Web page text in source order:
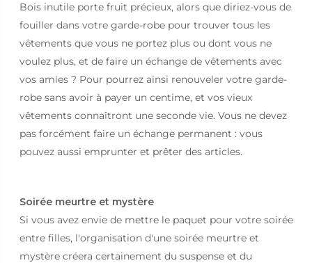
Bois inutile porte fruit précieux, alors que diriez-vous de
fouiller dans votre garde-robe pour trouver tous les
vêtements que vous ne portez plus ou dont vous ne
voulez plus, et de faire un échange de vêtements avec
vos amies ? Pour pourrez ainsi renouveler votre garde-
robe sans avoir à payer un centime, et vos vieux
vêtements connaîtront une seconde vie. Vous ne devez
pas forcément faire un échange permanent : vous
pouvez aussi emprunter et prêter des articles.
Soirée meurtre et mystère
Si vous avez envie de mettre le paquet pour votre soirée
entre filles, l'organisation d'une soirée meurtre et
mystère créera certainement du suspense et du